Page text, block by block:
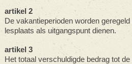
artikel 2
De vakantieperioden worden
lesplaats als uitgangspunt dienen.
artikel 3
Het totaal verschuldigde bedrag tot